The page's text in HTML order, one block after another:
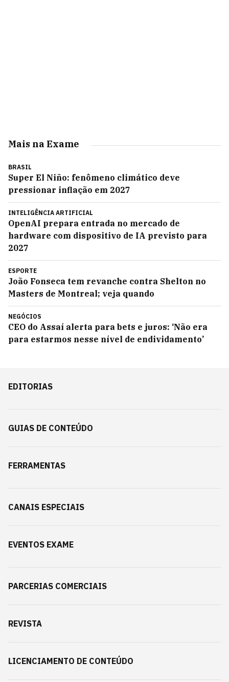
Mais na Exame
BRASIL
Super El Niño: fenômeno climático deve
pressionar inflação em 2027
INTELIGÊNCIA ARTIFICIAL
OpenAI prepara entrada no mercado de
hardware com dispositivo de IA previsto para
2027
ESPORTE
João Fonseca tem revanche contra Shelton no
Masters de Montreal; veja quando
NEGÓCIOS
CEO do Assaí alerta para bets e juros: ‘Não era
para estarmos nesse nível de endividamento’
EDITORIAS
GUIAS DE CONTEÚDO
FERRAMENTAS
CANAIS ESPECIAIS
EVENTOS EXAME
PARCERIAS COMERCIAIS
REVISTA
LICENCIAMENTO DE CONTEÚDO